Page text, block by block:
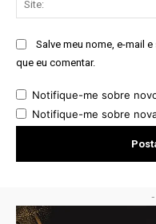
Salve meu nome, e-mail
que eu comentar.
Notifique-me sobre
Notifique-me sobre
-